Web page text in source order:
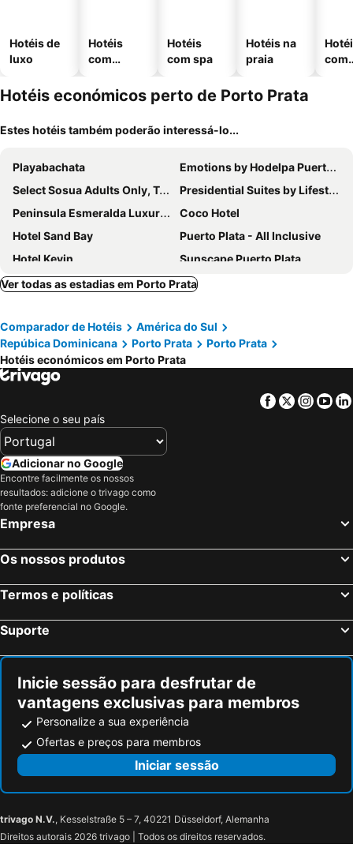
Hotéis de
luxo
Hotéis
com
Hotéis
com spa
Hotéis na
praia
com
Hotéis económicos perto de Porto Prata
Estes hotéis também poderão interessá-lo...
Playabachata
Emotions by Hodelpa Puerto Plata
Select Sosua Adults Only, Trademark by Wyndham All Inclusive
Presidential Suites by Lifestyle - All Inclusive
Peninsula Esmeralda Luxury Hotel & Villas
Coco Hotel
Hotel Sand Bay
Puerto Plata - All Inclusive
Hotel Kevin
Sunscape Puerto Plata
Casa Colonial Beach & Spa
Hotel Bachata
Casa Valeria Boutique Hotel
Hotel Coral Blanco
Hotel Sosua Bay Resort
Hotel Voramar
Santa Fe Club
Ver todas as estadias em Porto Prata
Comparador de Hotéis
América do Sul
Repúbica Dominicana
Porto Prata
Porto Prata
Hotéis económicos em Porto Prata
Facebook
Twitter
Selecione o seu país
Adicionar no Google
Encontre facilmente os nossos
resultados: adicione o trivago como
fonte preferencial no Google.
Empresa
Os nossos produtos
Termos e políticas
Suporte
Inicie sessão para desfrutar de
vantagens exclusivas para membros
Personalize a sua experiência
Ofertas e preços para membros
Iniciar sessão
trivago N.V., Kesselstraße 5 – 7, 40221 Düsseldorf, Alemanha
Direitos autorais 2026 trivago | Todos os direitos reservados.